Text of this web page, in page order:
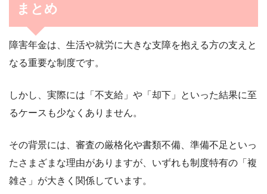
まとめ
障害年金は、生活や就労に大きな支障を抱える方の支えと
なる重要な制度です。
しかし、実際には「不支給」や「却下」といった結果に至
るケースも少なくありません。
その背景には、審査の厳格化や書類不備、準備不足といっ
たさまざまな理由がありますが、いずれも制度特有の「複
雑さ」が大きく関係しています。